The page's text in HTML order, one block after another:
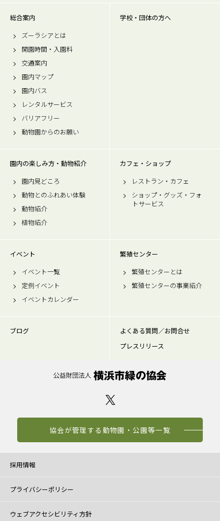
総合案内
ズーラシアとは
開園時間・入園料
交通案内
園内マップ
園内バス
レンタルサービス
バリアフリー
動物園からのお願い
学校・団体の方へ
園内の楽しみ方・動物紹介
園内見どころ
動物とのふれあい体験
動物紹介
植物紹介
カフェ・ショップ
レストラン・カフェ
ショップ・グッズ・フォ
トサービス
イベント
イベント一覧
定例イベント
イベントカレンダー
繁殖センター
繁殖センターとは
繁殖センターの事業紹介
ブログ
よくある質問／お問合せ
プレスリリース
協会が管理する動物園・公園等一覧
採用情報
プライバシーポリシー
ウェブアクセシビリティ方針